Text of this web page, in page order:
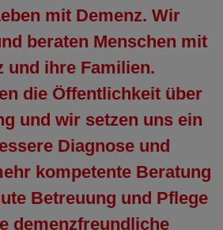
mit Demenz. Wir
beraten Menschen mit
und ihre Familien.
die Öffentlichkeit über
und wir setzen uns ein
Diagnose und
kompetente Beratung
Betreuung und Pflege
demenzfreundliche